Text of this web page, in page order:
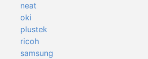
neat
oki
plustek
ricoh
samsung